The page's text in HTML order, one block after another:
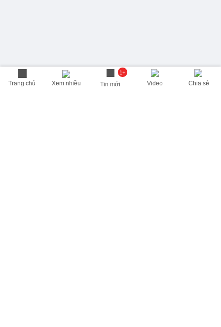
Trang chủ Xem nhiều
1+
Tin mới Video Chia sẻ